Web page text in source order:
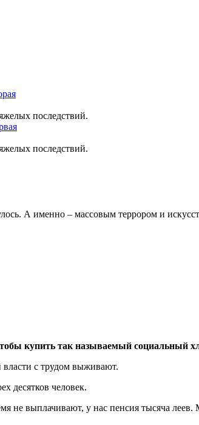
последствий.
последствий.
А именно – массовым террором и
купить так называемый социальный
с трудом выживают.
десятков человек.
не выплачивают, у нас пенсия тысяча